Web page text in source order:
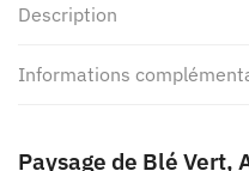
Description
Informations
Paysage de Blé Vert,